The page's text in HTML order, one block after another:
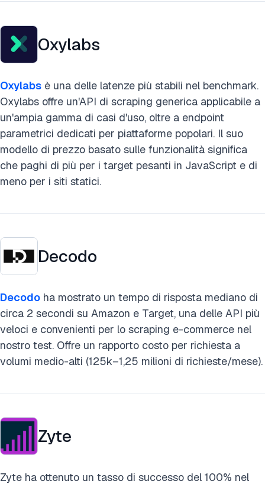
Oxylabs
Oxylabs è una delle latenze più stabili nel benchmark.
Oxylabs offre un'API di scraping generica applicabile a
un'ampia gamma di casi d'uso, oltre a endpoint
parametrici dedicati per piattaforme popolari. Il suo
modello di prezzo basato sulle funzionalità significa
che paghi di più per i target pesanti in JavaScript e di
meno per i siti statici.
Decodo
Decodo ha mostrato un tempo di risposta mediano di
circa 2 secondi su Amazon e Target, una delle API più
veloci e convenienti per lo scraping e-commerce nel
nostro test. Offre un rapporto costo per richiesta a
volumi medio-alti (125k–1,25 milioni di richieste/mese).
Zyte
Zyte ha ottenuto un tasso di successo del 100% nel